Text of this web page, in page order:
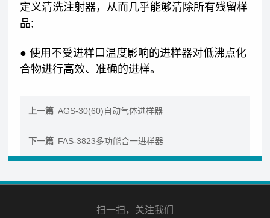
定义清洗注射器，从而几乎能够清除所有残留样
品;
● 使用不受进样口温度影响的进样器对低沸点化
合物进行高效、准确的进样。
上一篇 AGS-30(60)自动气体进样器
下一篇 FAS-3823多功能合一进样器
扫一扫，关注我们